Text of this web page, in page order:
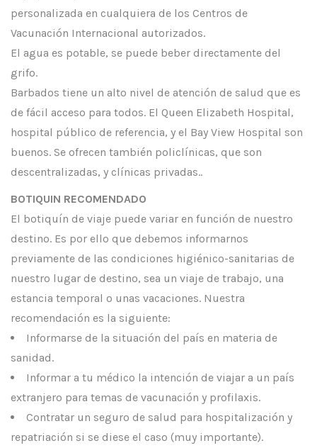
personalizada en cualquiera de los Centros de
Vacunación Internacional autorizados.
El agua es potable, se puede beber directamente del
grifo.
Barbados tiene un alto nivel de atención de salud que es
de fácil acceso para todos. El Queen Elizabeth Hospital,
hospital público de referencia, y el Bay View Hospital son
buenos. Se ofrecen también policlínicas, que son
descentralizadas, y clínicas privadas..
BOTIQUIN RECOMENDADO
El botiquín de viaje puede variar en función de nuestro
destino. Es por ello que debemos informarnos
previamente de las condiciones higiénico-sanitarias de
nuestro lugar de destino, sea un viaje de trabajo, una
estancia temporal o unas vacaciones. Nuestra
recomendación es la siguiente:
Informarse de la situación del país en materia de
sanidad.
Informar a tu médico la intención de viajar a un país
extranjero para temas de vacunación y profilaxis.
Contratar un seguro de salud para hospitalización y
repatriación si se diese el caso (muy importante).